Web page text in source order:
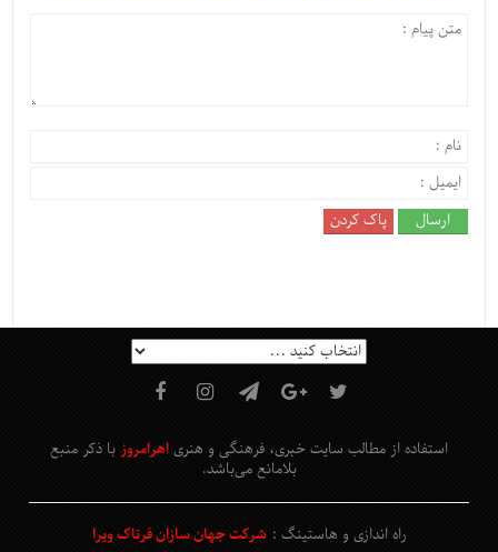
استفاده از مطالب سایت خبری، فرهنگی و هنری اهرامروز با ذکر منبع
بلامانع می‌باشد.
راه اندازی و هاستینگ :شرکت جهان سازان فرتاک ویرا